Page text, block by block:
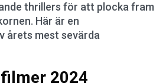
thrillers för att plocka fram
Här är en
årets mest sevärda
2024